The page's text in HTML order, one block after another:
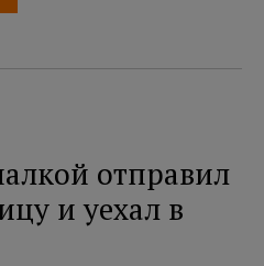
отправил
и уехал в